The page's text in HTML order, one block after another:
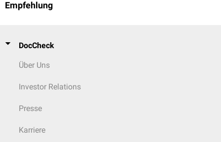
Empfehlung
DocCheck
Über Uns
Investor Relations
Presse
Karriere